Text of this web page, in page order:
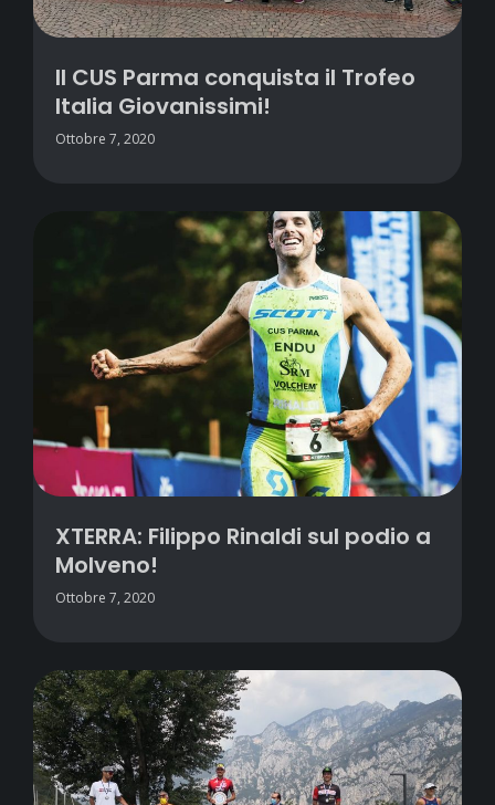
Il CUS Parma conquista il Trofeo
Italia Giovanissimi!
Ottobre 7, 2020
XTERRA: Filippo Rinaldi sul podio a
Molveno!
Ottobre 7, 2020